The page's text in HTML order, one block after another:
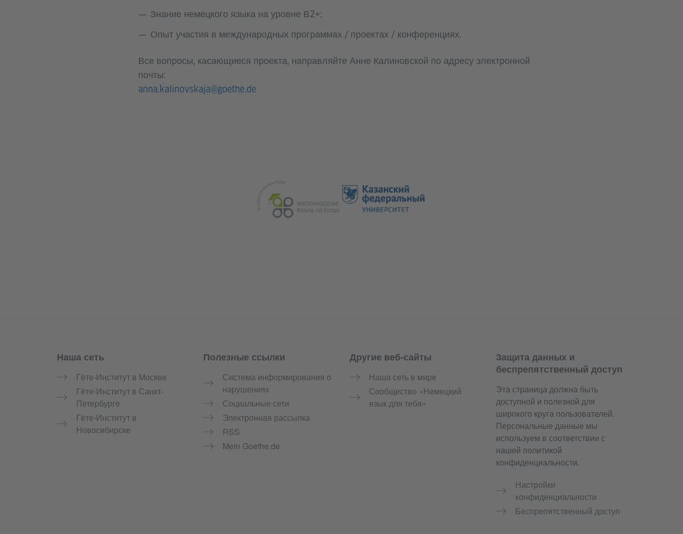
Знание немецкого языка на уровне В2+;
Опыт участия в международных программах / проектах / конференциях.
Все вопросы, касающиеся проекта, направляйте Анне Калиновской по адресу электронной
почты:
anna.kalinovskaja@goethe.de
Service- und Informationsbereich
Наша сеть
Гёте-Институт в Москве
Гёте-Институт в Санкт-
Петербурге
Гёте-Институт в
Новосибирске
Полезные ссылки
Система информирования о
нарушениях
Социальные сети
Электронная рассылка
RSS
Mein Goethe.de
Другие веб-сайты
Наша сеть в мире
Сообщество «Немецкий
язык для тебя»
Защита данных и
беспрепятственный доступ
Эта страница должна быть
доступной и полезной для
широкого круга пользователей.
Персональные данные мы
используем в соответствии с
нашей политикой
конфиденциальности.
Настройки
конфиденциальности
Беспрепятственный доступ